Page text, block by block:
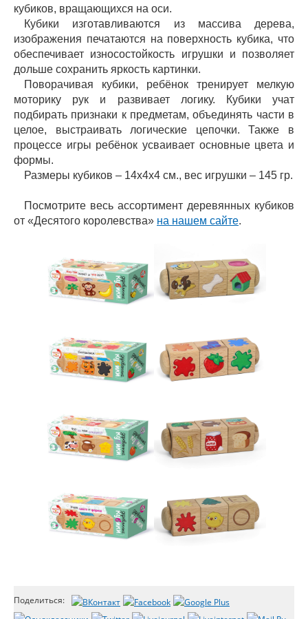
кубиков, вращающихся на оси.
Кубики изготавливаются из массива дерева,
изображения печатаются на поверхность кубика, что
обеспечивает износостойкость игрушки и позволяет
дольше сохранить яркость картинки.
Поворачивая кубики, ребёнок тренирует мелкую
моторику рук и развивает логику. Кубики учат
подбирать признаки к предметам, объединять части в
целое, выстраивать логические цепочки. Также в
процессе игры ребёнок усваивает основные цвета и
формы.
Размеры кубиков – 14х4х4 см., вес игрушки – 145 гр.
Посмотрите весь ассортимент деревянных кубиков
от «Десятого королевства» на нашем сайте.
Поделиться: